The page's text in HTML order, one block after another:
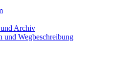
Archiv
und Wegbeschreibung